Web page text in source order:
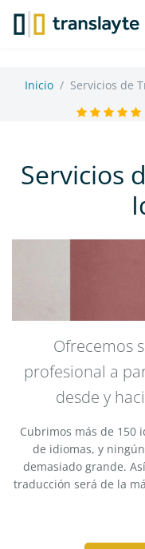
Inicio
Servicios de
Servicios
Ofrecemos
profesional a
desde y
Cubrimos más de 150
de idiomas, y
demasiado grande.
traducción será de la